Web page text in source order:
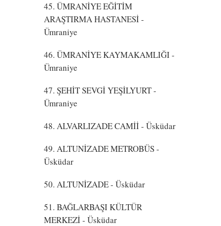
45. ÜMRANİYE EĞİTİM
ARAŞTIRMA HASTANESİ-
Ümraniye
46. ÜMRANİYE KAYMAKAMLIĞI-
Ümraniye
47. ŞEHİT SEVGİ YEŞİLYURT-
Ümraniye
48. ALVARLIZADE CAMİİ- Üsküdar
49. ALTUNİZADE METROBÜS-
Üsküdar
50. ALTUNİZADE- Üsküdar
51. BAĞLARBAŞI KÜLTÜR
MERKEZİ- Üsküdar